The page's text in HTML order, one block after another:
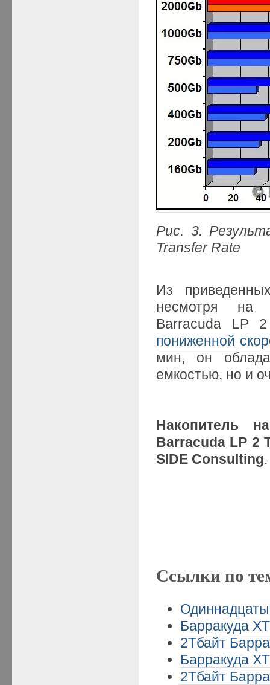
Рис. 3.
Transfer Rate
Из
несмотря на
Barracuda LP
пониженной
мин, он
емкостью, но и
Накопитель
Barracuda LP 2
SIDE Consulting.
Ссылки по
Барракуда
2Тбайт
Барракуда
2Тбайт